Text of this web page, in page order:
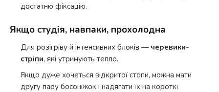
достатню фіксацію.
Якщо студія, навпаки, прохолодна
Для розігріву й інтенсивних блоків — черевики-
стріпи, які утримують тепло.
Якщо дуже хочеться відкритої стопи, можна мати
другу пару босоніжок і надягати їх на короткі